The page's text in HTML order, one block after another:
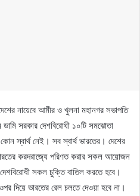
নায়েবে আমীর ও খুলনা মহানগর সভাপতি
সরকার দেশবিরোধী ১০টি সমঝোতা
স্বার্থ নেই। সব স্বার্থ ভারতের। দেশের
ভারতের করদরাজ্যে পরিণত করার সকল আয়োজন
সকল চুক্তি বাতিল করতে হবে।
দিয়ে ভারতের রেল চলতে দেওয়া হবে না।